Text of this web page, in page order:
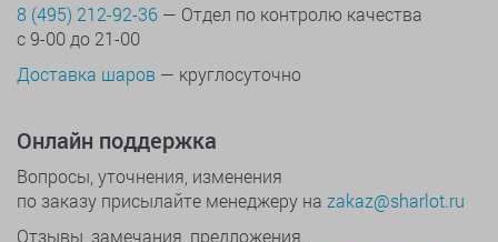
8 (495) 212-92-36 — Отдел по контролю качества
с 9-00 до 21-00
Доставка шаров — круглосуточно
Онлайн поддержка
Вопросы, уточнения, изменения
по заказу присылайте менеджеру на zakaz@sharlot.ru
Отзывы, замечания, предложения,